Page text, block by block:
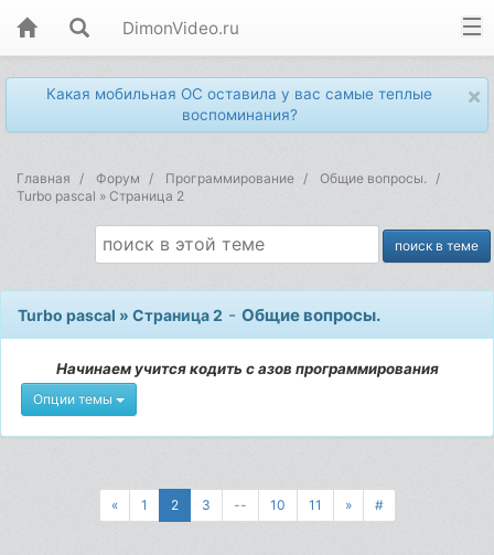
DimonVideo.ru
×
Какая мобильная ОС оставила у вас самые теплые
воспоминания?
Главная Форум Программирование
Общие вопросы.
Turbo pascal » Страница 2
Turbo pascal » Страница 2 -Общие вопросы.
Начинаем учится кодить с азов программирования
Опции темы
« 1 2 3 -- 10 11 » #